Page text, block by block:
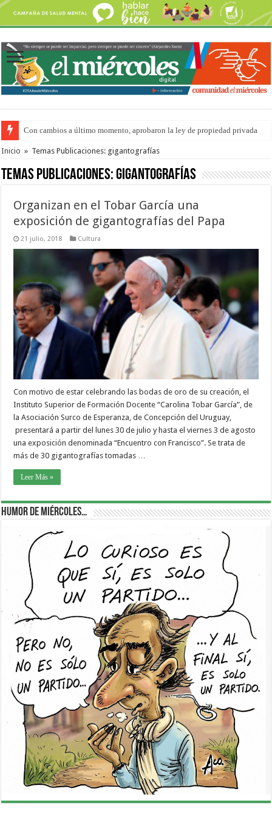
Con cambios a último momento, aprobaron la ley de propiedad privada
Del viernes 7 al domingo 9 de agosto: la agenda ¿A dónde ir? para este
Inicio » Temas Publicaciones: gigantografías
Temas Publicaciones:gigantografías
Organizan en el Tobar García una
exposición de gigantografías del Papa
21 julio, 2018 Cultura
Con motivo de estar celebrando las bodas de oro de su creación, el
Instituto Superior de Formación Docente “Carolina Tobar García”, de
la Asociación Surco de Esperanza, de Concepción del Uruguay,
presentará a partir del lunes 30 de julio y hasta el viernes 3 de agosto
una exposición denominada “Encuentro con Francisco”. Se trata de
más de 30 gigantografías tomadas …
Leer Más »
Humor de Miércoles…